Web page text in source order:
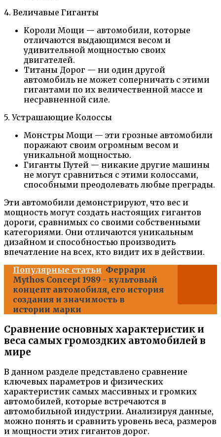
4. Величавые Гиганты
Короли Мощи — автомобили, которые
отличаются выдающимся весом и
удивительной мощностью своих
двигателей.
Титаны Дорог — ни один другой
автомобиль не может соперничать с этими
гигантами по их величественной массе и
несравненной силе.
5. Устрашающие Колоссы
Монстры Мощи — эти грозные автомобили
поражают своим огромным весом и
уникальной мощностью.
Гиганты Путей — никакие другие машины
не могут сравниться с этими колоссами,
способными преодолевать любые преграды.
Эти автомобили демонстрируют, что вес и
мощность могут создать настоящих гигантов
дороги, сравнимых со своими собственными
категориями. Они отличаются уникальным
дизайном и способностью производить
впечатление на всех, кто видит их в действии.
Популярные статьи Феррари
Mythos Concept 1989 - культовый
концепт автомобиля, его история
создания и значимость в
истории марки
Сравнение основных характеристик и
веса самых громоздких автомобилей в
мире
В данном разделе представлено сравнение
ключевых параметров и физических
характеристик самых массивных и громких
автомобилей, которые встречаются в
автомобильной индустрии. Анализируя данные,
можно понять и сравнить уровень веса, размеров
и мощности этих гигантов дорог.